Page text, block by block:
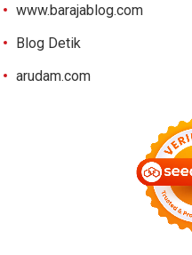
www.barajablog.com
Blog Detik
arudam.com